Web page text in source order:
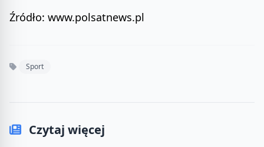
Źródło: www.polsatnews.pl
Sport
Czytaj więcej